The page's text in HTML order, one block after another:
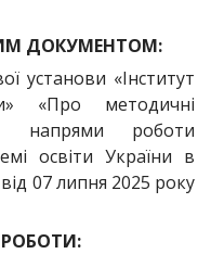
ДОКУМЕНТОМ:
установи «Інститут
«Про методичні
напрями роботи
освіти України в
07 липня 2025 року